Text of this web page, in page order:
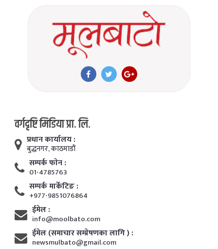
वर्गदृष्टि मिडिया प्रा. लि.
प्रधान कार्यालय :
बुद्धनगर, काठमाडाैं
सम्पर्क फाेन :
01-4785763
सम्पर्क मार्केटिङ :
+977-9851076864
ईमेल :
info@moolbato.com
ईमेल (समाचार सम्प्रेषणका लागि ) :
newsmulbato@gmail.com